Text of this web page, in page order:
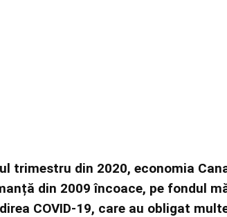
trimestru din 2020, economia
din 2009 încoace, pe fondul
COVID-19, care au obligat